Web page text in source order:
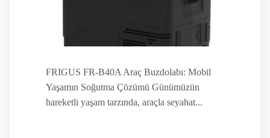
FRIGUS FR-B40A Araç Buzdolabı: Mobil
Yaşamın Soğutma Çözümü Günümüzün
hareketli yaşam tarzında, araçla seyahat...